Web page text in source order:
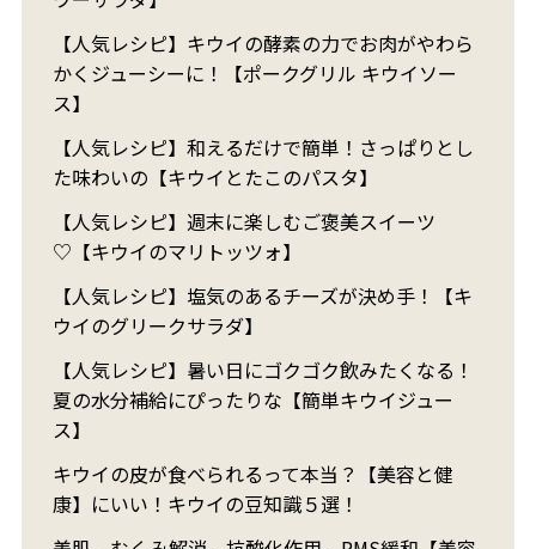
【人気レシピ】キウイの酵素の力でお肉がやわら
かくジューシーに！【ポークグリル キウイソー
ス】
【人気レシピ】和えるだけで簡単！さっぱりとし
た味わいの【キウイとたこのパスタ】
【人気レシピ】週末に楽しむご褒美スイーツ
♡【キウイのマリトッツォ】
【人気レシピ】塩気のあるチーズが決め手！【キ
ウイのグリークサラダ】
【人気レシピ】暑い日にゴクゴク飲みたくなる！
夏の水分補給にぴったりな【簡単キウイジュー
ス】
キウイの皮が食べられるって本当？【美容と健
康】にいい！キウイの豆知識５選！